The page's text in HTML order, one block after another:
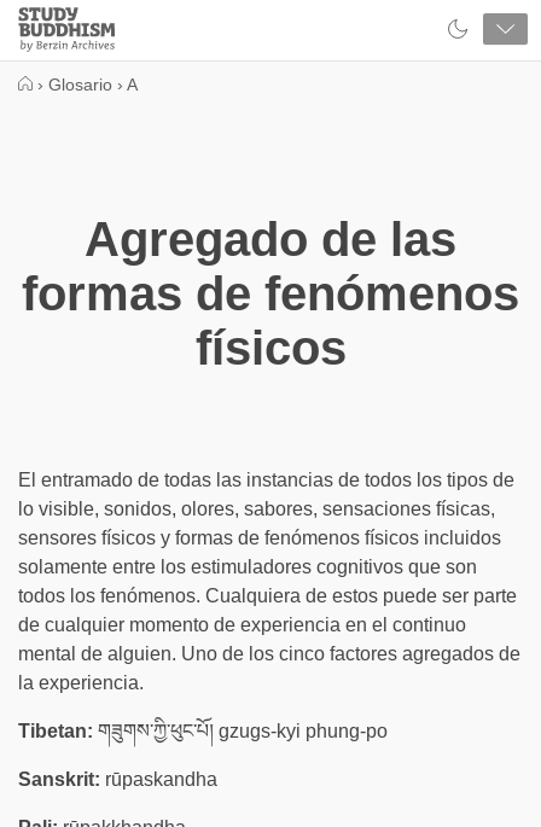
Close
Study
Buddhism
› Glosario › A
Agregado de las
formas de fenómenos
físicos
El entramado de todas las instancias de todos los tipos de
lo visible, sonidos, olores, sabores, sensaciones físicas,
sensores físicos y formas de fenómenos físicos incluidos
solamente entre los estimuladores cognitivos que son
todos los fenómenos. Cualquiera de estos puede ser parte
de cualquier momento de experiencia en el continuo
mental de alguien. Uno de los cinco factores agregados de
la experiencia.
Tibetan: གཟུགས་ཀྱི་ཕུང་པོ། gzugs-kyi phung-po
Sanskrit: rūpaskandha